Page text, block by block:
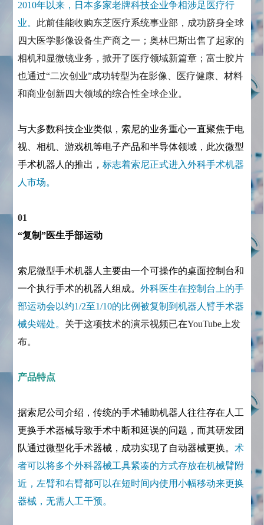
2010年以来，日本多家老牌科技企业争相涉足医疗行
业。 此前佳能收购东芝医疗系统事业部，成功跻身全球
四大医学影像设备生产商之一；奥林巴斯出售了起家的
相机和显微镜业务，掀开了医疗领域新篇章；富士胶片
也通过“二次创业”成功转型为在影像、医疗健康、材料
和商业创新四大领域的综合性全球企业。
与大多数科技企业类似，索尼的业务重心一直聚焦于电
视、相机、游戏机等电子产品和半导体领域，此次微型
手术机器人的推出，标志着索尼正式进入外科手术机器
人市场。
01
“复制”医生手部运动
索尼微型手术机器人主要由一个可操作的桌面控制台和
一个执行手术的机器人组成。外科医生在控制台上的手
部运动会以约1/2至1/10的比例被复制到机器人臂手术器
械尖端处。 关于这项技术的演示视频已在YouTube上发
布。
产品特点
据索尼公司介绍，传统的手术辅助机器人往往存在人工
更换手术器械导致手术中断和延误的问题，而其研发团
队通过微型化手术器械，成功实现了自动器械更换。术
者可以将多个外科器械工具紧凑的方式存放在机械臂附
近，左臂和右臂都可以在短时间内使用小幅移动来更换
器械，无需人工干预。